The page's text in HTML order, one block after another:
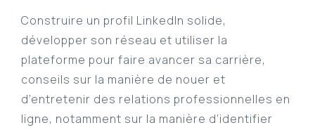
Construire un profil LinkedIn solide,
développer son réseau et utiliser la
plateforme pour faire avancer sa carrière,
conseils sur la manière de nouer et
d’entretenir des relations professionnelles en
ligne, notamment sur la manière d’identifier